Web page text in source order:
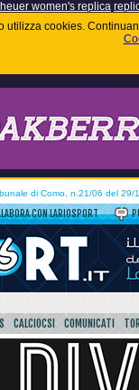
women's replica
utilizza cookies.
di Como, n.21/06 del 29/
CON LARIOSPORT
CALCIOCSI COMUNICATI